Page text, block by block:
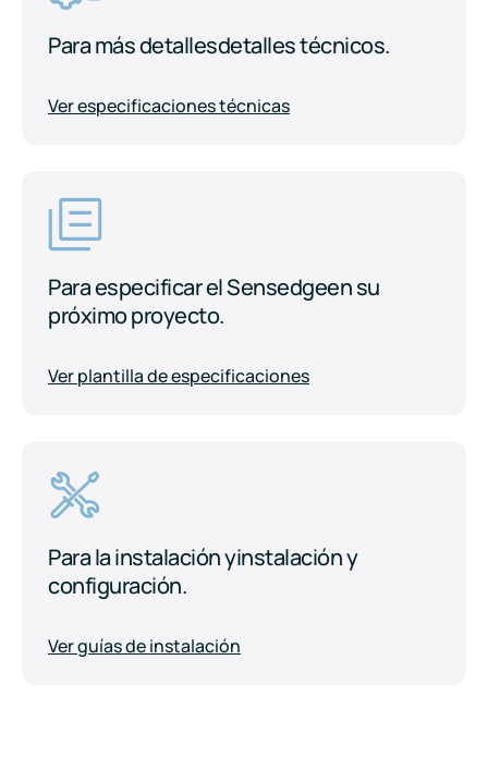
Para más detallesdetalles técnicos.
Ver especificaciones técnicas
Para especificar el Sensedgeen su
próximo proyecto.
Ver plantilla de especificaciones
Para la instalación yinstalación y
configuración.
Ver guías de instalación